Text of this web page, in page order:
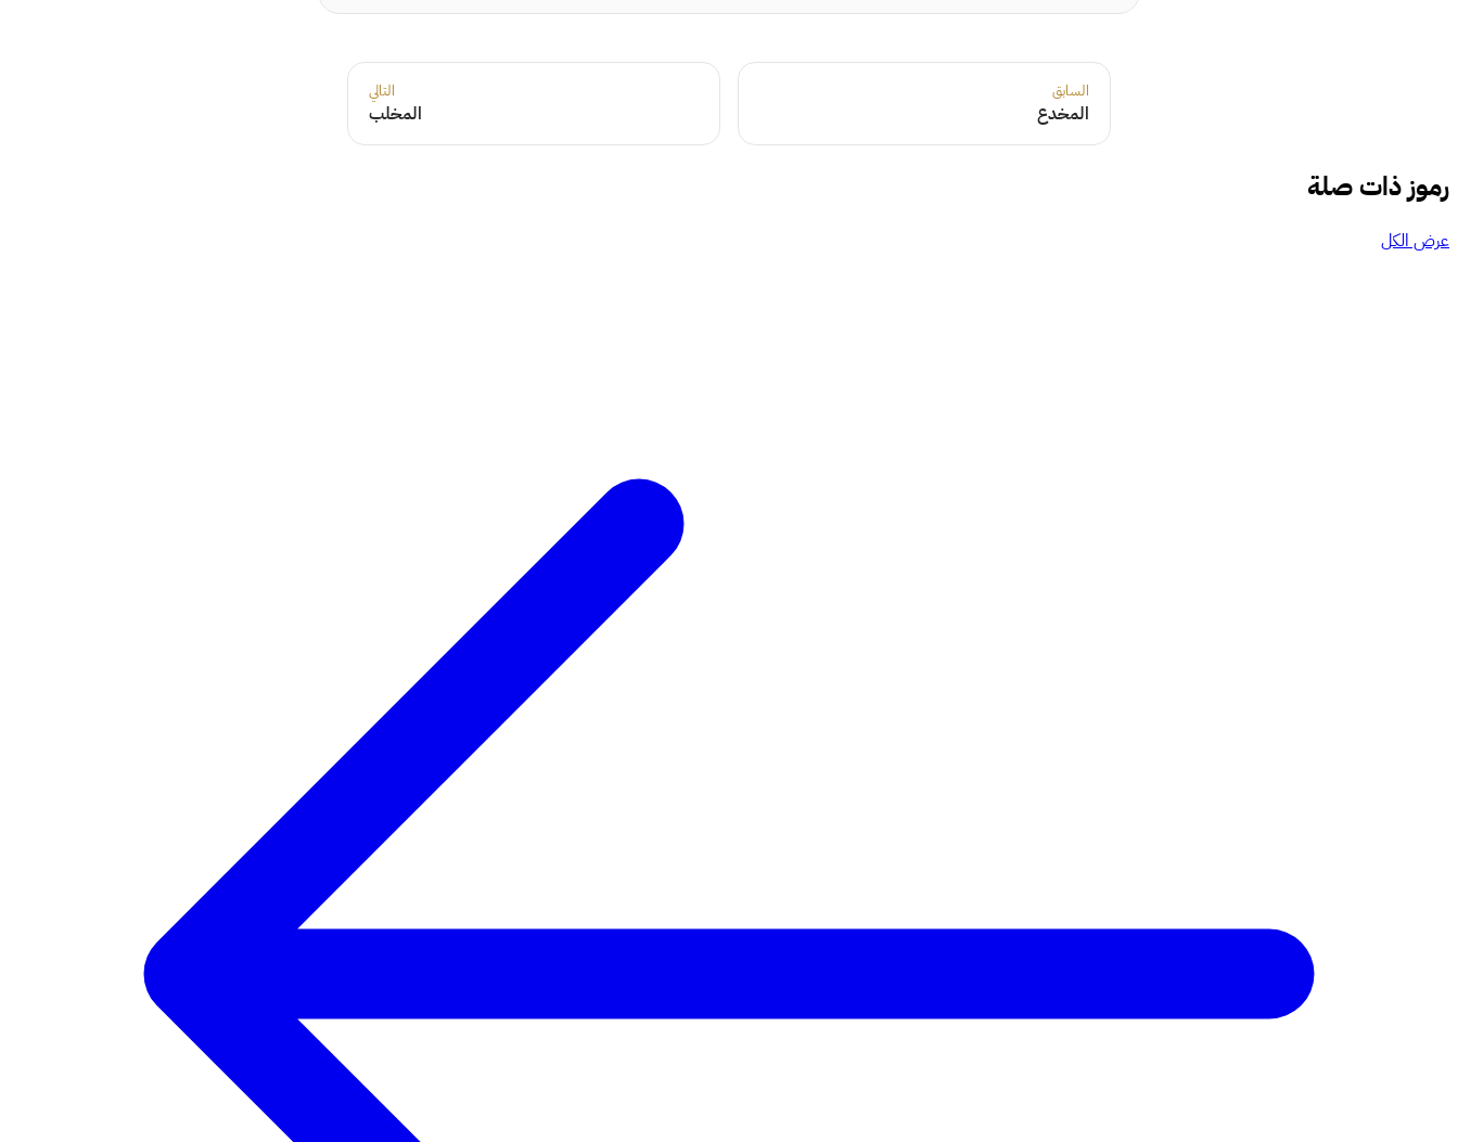
السابق
المخدع
التالي
المخلب
رموز ذات صلة
عرض الكل